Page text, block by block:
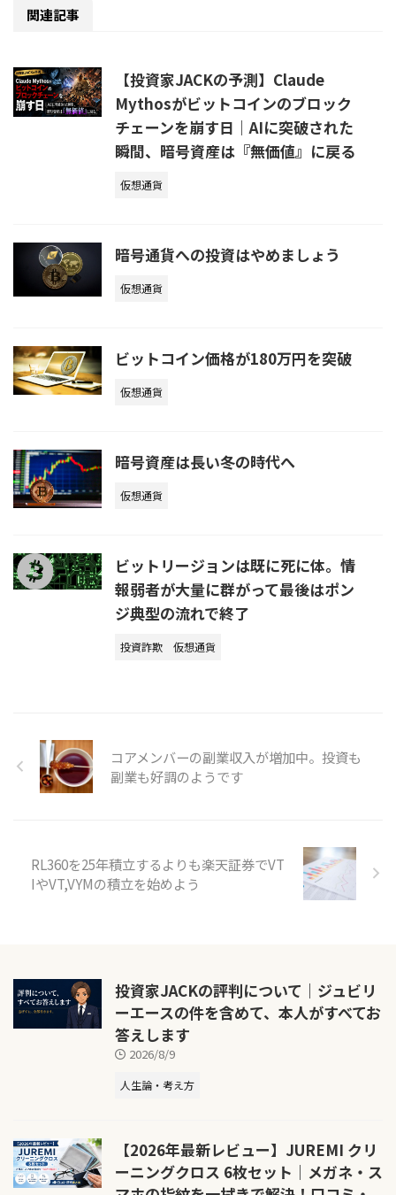
関連記事
【投資家JACKの予測】Claude
Mythosがビットコインのブロック
チェーンを崩す日｜AIに突破された
瞬間、暗号資産は『無価値』に戻る
仮想通貨
暗号通貨への投資はやめましょう
仮想通貨
ビットコイン価格が180万円を突破
仮想通貨
暗号資産は長い冬の時代へ
仮想通貨
ビットリージョンは既に死に体。情
報弱者が大量に群がって最後はポン
ジ典型の流れで終了
投資詐欺 仮想通貨
コアメンバーの副業収入が増加中。投資も
副業も好調のようです
RL360を25年積立するよりも楽天証券でVT
IやVT,VYMの積立を始めよう
投資家JACKの評判について｜ジュビリ
ーエースの件を含めて、本人がすべてお
答えします
2026/8/9
人生論・考え方
【2026年最新レビュー】JUREMI クリ
ーニングクロス 6枚セット｜メガネ・ス